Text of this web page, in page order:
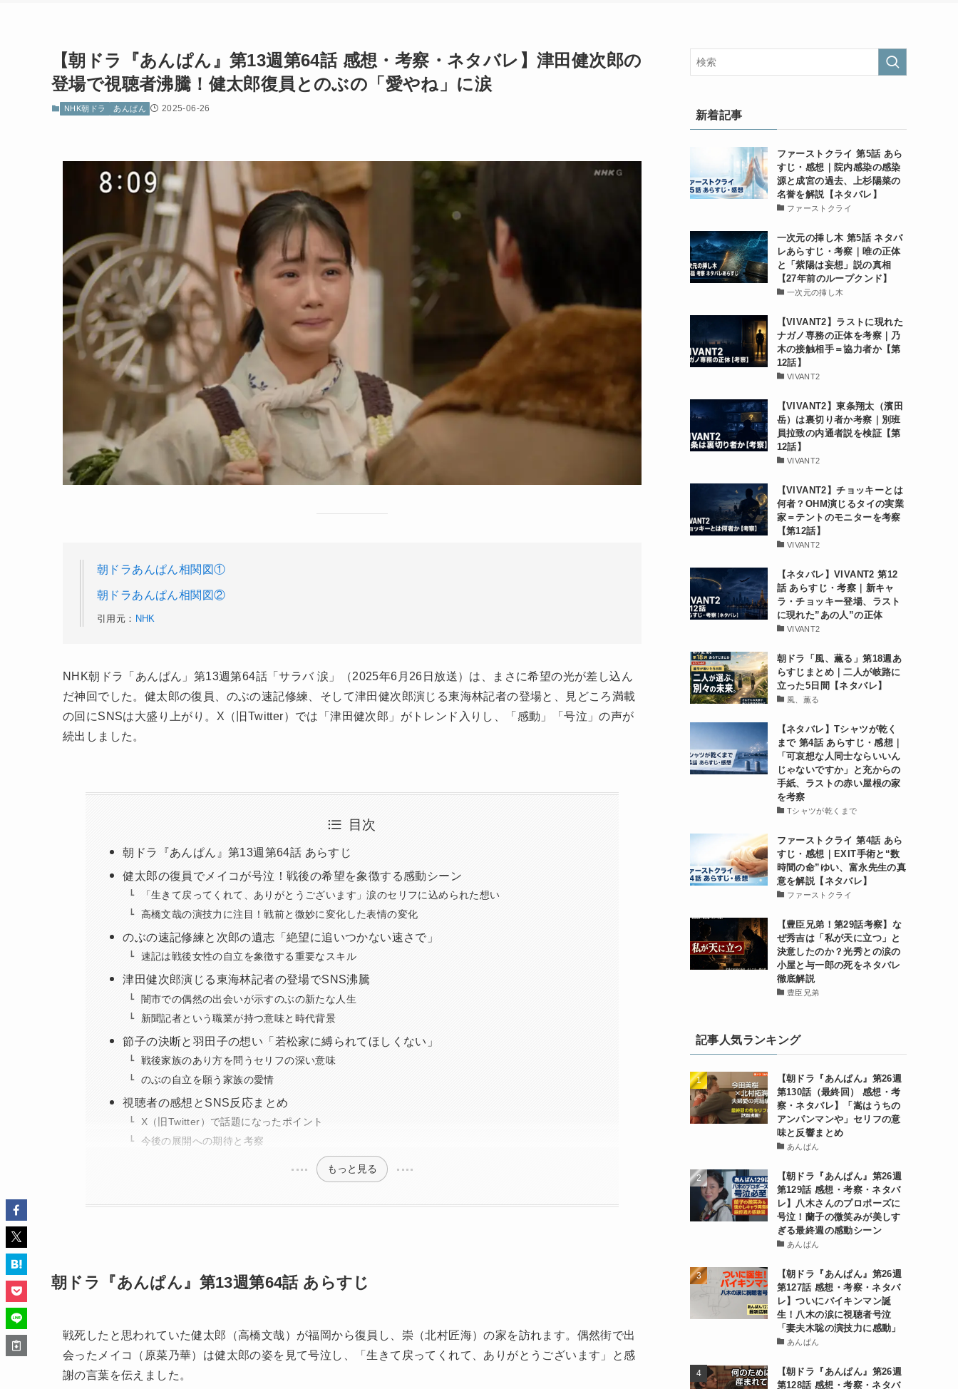
【朝ドラ『あんぱん』第13週第64話 感想・考察・ネタバレ】津田健次郎の
登場で視聴者沸騰！健太郎復員とのぶの「愛やね」に涙
NHK朝ドラ あんぱん 2025-06-26
朝ドラあんぱん相関図①
朝ドラあんぱん相関図②
引用元： NHK
NHK朝ドラ「あんぱん」第13週第64話「サラバ 涙」（2025年6月26日放送）は、まさに希望の光が差し込ん
だ神回でした。健太郎の復員、のぶの速記修練、そして津田健次郎演じる東海林記者の登場と、見どころ満載
の回にSNSは大盛り上がり。X（旧Twitter）では「津田健次郎」がトレンド入りし、「感動」「号泣」の声が
続出しました。
目次
朝ドラ『あんぱん』第13週第64話 あらすじ
健太郎の復員でメイコが号泣！戦後の希望を象徴する感動シーン
「生きて戻ってくれて、ありがとうございます」涙のセリフに込められた想い
高橋文哉の演技力に注目！戦前と微妙に変化した表情の変化
のぶの速記修練と次郎の遺志「絶望に追いつかない速さで」
速記は戦後女性の自立を象徴する重要なスキル
津田健次郎演じる東海林記者の登場でSNS沸騰
闇市での偶然の出会いが示すのぶの新たな人生
新聞記者という職業が持つ意味と時代背景
節子の決断と羽田子の想い「若松家に縛られてほしくない」
戦後家族のあり方を問うセリフの深い意味
のぶの自立を願う家族の愛情
視聴者の感想とSNS反応まとめ
X（旧Twitter）で話題になったポイント
今後の展開への期待と考察
もっと見る
朝ドラ『あんぱん』第13週第64話 あらすじ
戦死したと思われていた健太郎（高橋文哉）が福岡から復員し、崇（北村匠海）の家を訪れます。偶然街で出
会ったメイコ（原菜乃華）は健太郎の姿を見て号泣し、「生きて戻ってくれて、ありがとうございます」と感
謝の言葉を伝えました。
新着記事
ファーストクライ 第5話 あら
すじ・感想｜院内感染の感染
源と成宮の過去、上杉陽菜の
名誉を解説【ネタバレ】
ファーストクライ
一次元の挿し木 第5話 ネタバ
レあらすじ・考察｜唯の正体
と「紫陽は妄想」説の真相
【27年前のループクンド】
一次元の挿し木
【VIVANT2】ラストに現れた
ナガノ専務の正体を考察｜乃
木の接触相手＝協力者か【第
12話】
VIVANT2
【VIVANT2】東条翔太（濱田
岳）は裏切り者か考察｜別班
員拉致の内通者説を検証【第
12話】
VIVANT2
【VIVANT2】チョッキーとは
何者？OHM演じるタイの実業
家＝テントのモニターを考察
【第12話】
VIVANT2
【ネタバレ】VIVANT2 第12
話 あらすじ・考察｜新キャ
ラ・チョッキー登場、ラスト
に現れた”あの人”の正体
VIVANT2
朝ドラ「風、薫る」第18週あ
らすじまとめ｜二人が岐路に
立った5日間【ネタバレ】
風、薫る
【ネタバレ】Tシャツが乾く
まで 第4話 あらすじ・感想｜
「可哀想な人同士ならいいん
じゃないですか」と充からの
手紙、ラストの赤い屋根の家
を考察
Tシャツが乾くまで
ファーストクライ 第4話 あら
すじ・感想｜EXIT手術と“数
時間の命”ゆい、富永先生の真
意を解説【ネタバレ】
ファーストクライ
【豊臣兄弟！第29話考察】な
ぜ秀吉は「私が天に立つ」と
決意したのか？光秀との涙の
小屋と与一郎の死をネタバレ
徹底解説
豊臣兄弟
記事人気ランキング
【朝ドラ『あんぱん』第26週
第130話（最終回） 感想・考
察・ネタバレ】「嵩はうちの
アンパンマンや」セリフの意
味と反響まとめ
あんぱん
【朝ドラ『あんぱん』第26週
第129話 感想・考察・ネタバ
レ】八木さんのプロポーズに
号泣！蘭子の微笑みが美しす
ぎる最終週の感動シーン
あんぱん
【朝ドラ『あんぱん』第26週
第127話 感想・考察・ネタバ
レ】ついにバイキンマン誕
生！八木の涙に視聴者号泣
「妻夫木聡の演技力に感動」
あんぱん
【朝ドラ『あんぱん』第26週
第128話 感想・考察・ネタバ